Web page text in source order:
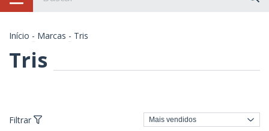
Início - Marcas - Tris
Tris
Filtrar